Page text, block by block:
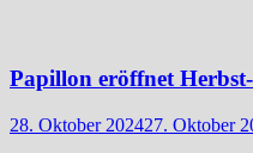
Papillon eröffnet
28. Oktober 202427. Oktober